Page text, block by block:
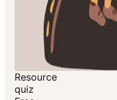
Resource
quiz